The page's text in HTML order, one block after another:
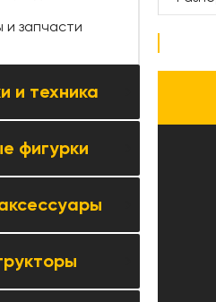
и запчасти
и техника
категории →
модели
и мотоциклы
и автосервисы
и спецтехника
фигурки
категории →
категории →